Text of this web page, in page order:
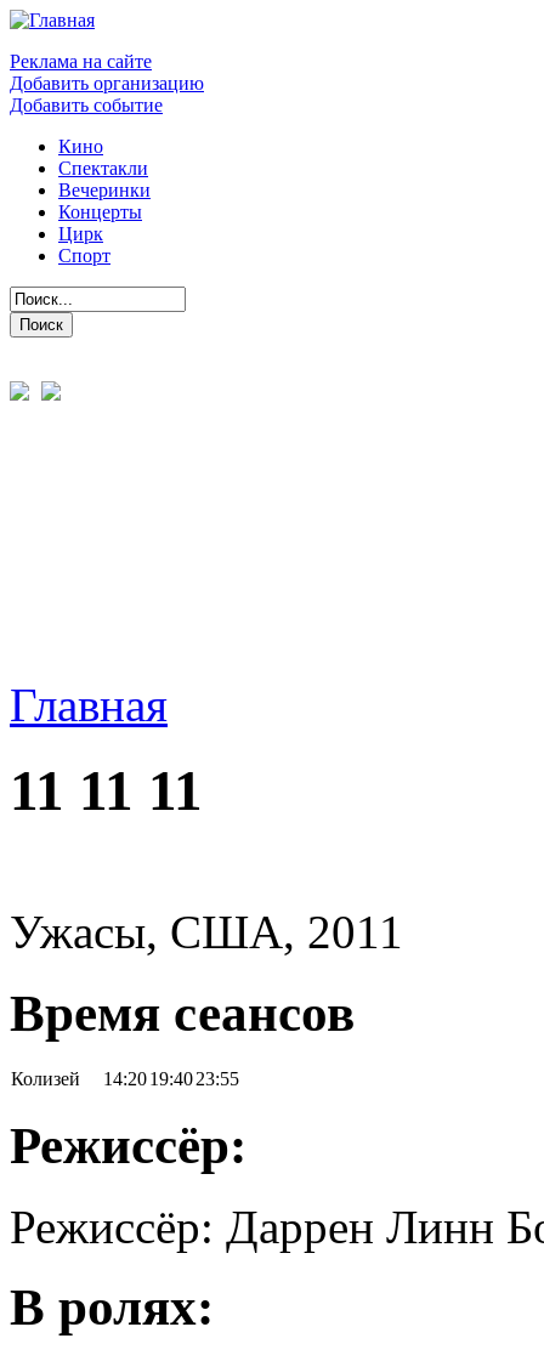
Реклама на сайте
Добавить организацию
Добавить событие
Кино
Спектакли
Вечеринки
Концерты
Цирк
Спорт
Главная
11 11 11
Ужасы, США, 2011
Время сеансов
Колизей 14:2019:4023:55
Режиссёр:
Режиссёр: Даррен Линн
В ролях: